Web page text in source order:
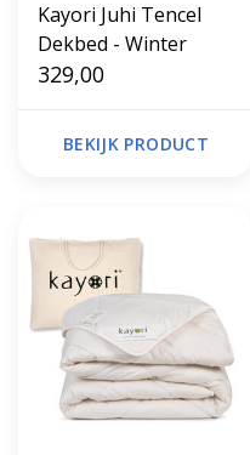
Kayori Juhi Tencel
Dekbed - Winter
329,00
BEKIJK PRODUCT